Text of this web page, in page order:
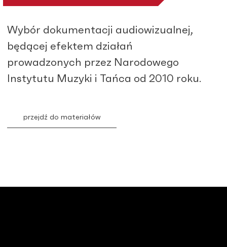
Wybór dokumentacji audiowizualnej,
będącej efektem działań
prowadzonych przez Narodowego
Instytutu Muzyki i Tańca od 2010 roku.
przejdź do materiałów